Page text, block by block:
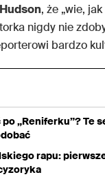
, że „wie,
nigdy nie
bardzo
„Reniferku”? Te
rapu: